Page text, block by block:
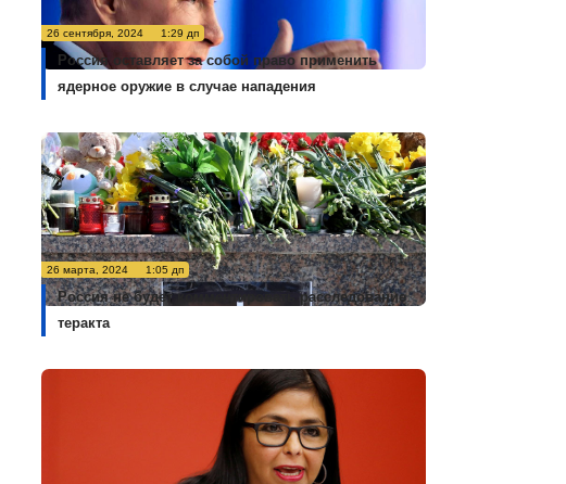
26 сентября, 2024 1:29 дп
Россия оставляет за собой право применить
ядерное оружие в случае нападения
26 марта, 2024 1:05 дп
Россия не будет комментировать расследование
теракта